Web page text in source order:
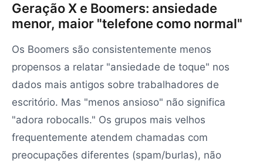
Geração X e Boomers: ansiedade
menor, maior "telefone como normal"
Os Boomers são consistentemente menos
propensos a relatar "ansiedade de toque" nos
dados mais antigos sobre trabalhadores de
escritório. Mas "menos ansioso" não significa
"adora robocalls." Os grupos mais velhos
frequentemente atendem chamadas com
preocupações diferentes (spam/burlas), não